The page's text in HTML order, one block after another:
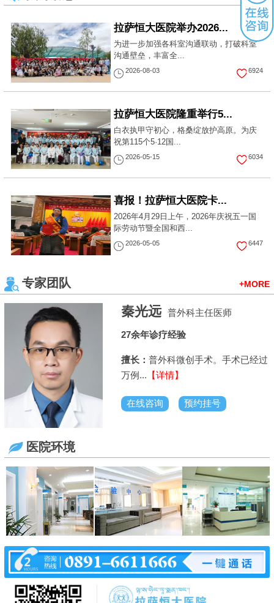
拉萨恒大医院举办2026...
为进一步加强各科室沟通联动，打破科室
沟通壁垒，丰富全...
2026-08-03 6924
拉萨恒大医院隆重举行5...
白衣执甲守初心，格桑绽放护高原。为庆
祝第115个5·12国...
2026-05-15 6034
喜报！拉萨恒大医院卡...
2026年4月29日上午，2026年庆祝五一国
际劳动节暨全国和西...
2026-05-05 6447
专家团队 +MORE
已经过
李春林 外科医师
14余年诊疗经验
擅长：骨科、创伤科、常规整
手术等...
在线咨询 预约挂号
医院环境